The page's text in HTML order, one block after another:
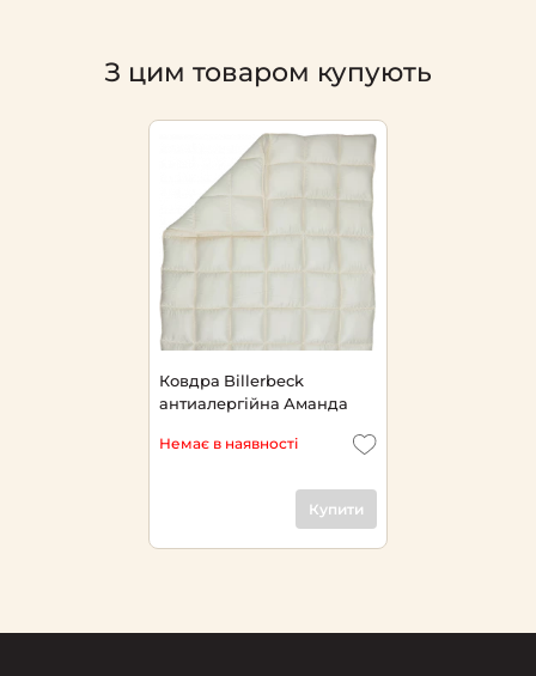
З цим товаром купують
Ковдра Billerbeck
антиалергійна Аманда
Немає в наявності
Купити